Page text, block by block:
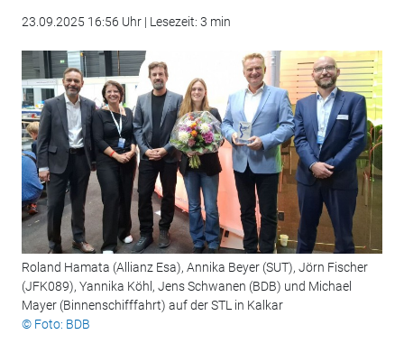
23.09.2025 16:56 Uhr | Lesezeit: 3 min
Roland Hamata (Allianz Esa), Annika Beyer (SUT), Jörn Fischer
(JFK089), Yannika Köhl, Jens Schwanen (BDB) und Michael
Mayer (Binnenschifffahrt) auf der STL in Kalkar
© Foto: BDB